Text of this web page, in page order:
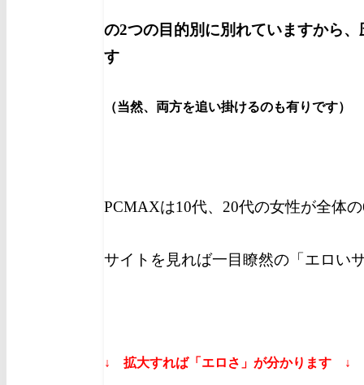
の2つの目的別に別れていますから
す
（当然、両方を追い掛けるのも有りです）
PCMAXは10代、20代の女性が全体
サイトを見れば一目瞭然の「エロい
↓ 拡大すれば「エロさ」が分かります ↓